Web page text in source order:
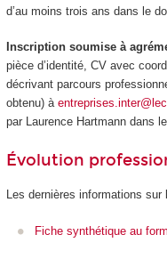
d’au moins trois ans dans le
Inscription soumise à
pièce d’identité, CV avec
décrivant parcours
obtenu) à
par Laurence Hartmann dans
Évolution
Les dernières informations
Fiche synthétique au